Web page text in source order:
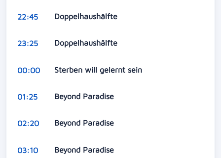
22:45 Doppelhaushälfte
23:25 Doppelhaushälfte
00:00 Sterben will gelernt sein
01:25 Beyond Paradise
02:20 Beyond Paradise
03:10 Beyond Paradise